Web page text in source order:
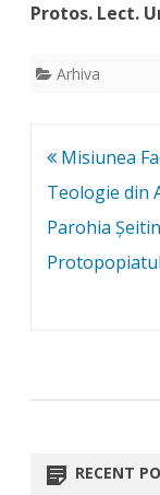
Protos. Lect.
Arhiva
Post
navigation
Misiunea
Teologie din
Parohia
RECENT